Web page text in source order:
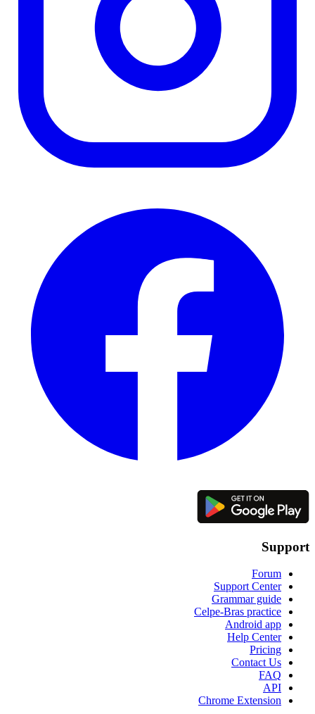
Support
Forum
Support Center
Grammar guide
Celpe-Bras practice
Android app
Help Center
Pricing
Contact Us
FAQ
API
Chrome Extension